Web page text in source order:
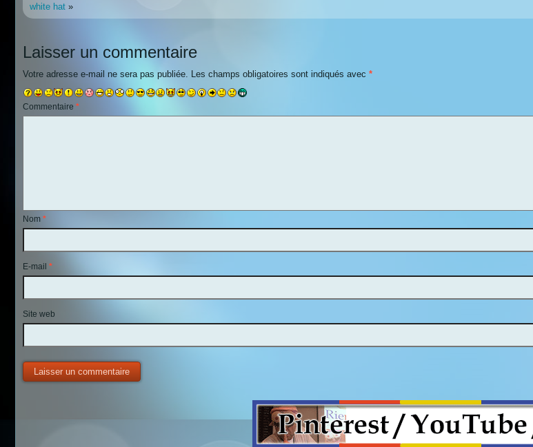
white hat »
Laisser un commentaire
Votre adresse e-mail ne sera pas publiée. Les champs obligatoires sont indiqués avec *
Commentaire *
Nom *
E-mail *
Site web